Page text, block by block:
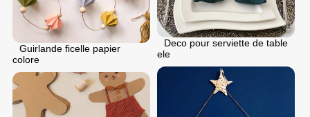
Guirlande ficelle papier
colore
Deco pour serviette de table
ele